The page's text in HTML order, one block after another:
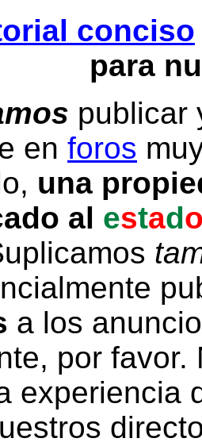
conciso
para
publicar
en foros
una
al estad
a los
por
experiencia